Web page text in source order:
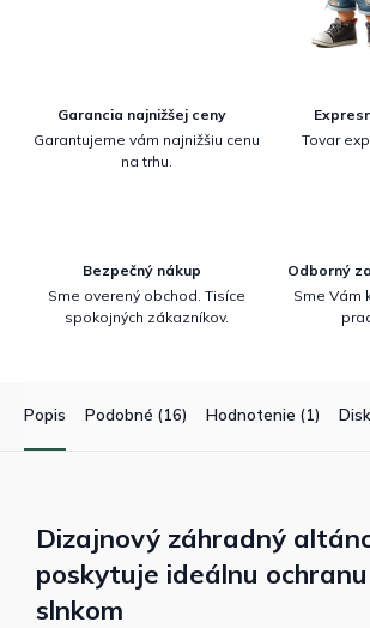
Garancia najnižšej ceny
Garantujeme vám najnižšiu cenu
na trhu.
Tovar
Bezpečný nákup
Sme overený obchod. Tisíce
spokojných zákazníkov.
Odborný
Sme Vám
Popis Podobné (16) Hodnotenie (1)
Dizajnový záhradný
poskytuje ideálnu
slnkom